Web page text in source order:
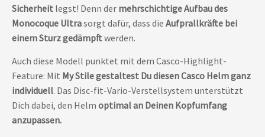
Sicherheit legst! Denn der mehrschichtige Aufbau des
Monocoque Ultrasorgt dafür, dass die Aufprallkräfte bei
einem Sturz gedämpftwerden.
Auch diese Modell punktet mit dem Casco-Highlight-
Feature: Mit My Stile gestaltest Du diesen Casco Helm ganz
individuell. Das Disc-fit-Vario-Verstellsystem unterstützt
Dich dabei, den Helm optimal an Deinen Kopfumfang
anzupassen.